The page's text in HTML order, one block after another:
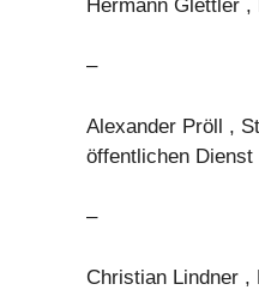
Hermann Glettler
–
Alexander Pröll ,
öffentlichen Dienst
–
Christian Lindner ,